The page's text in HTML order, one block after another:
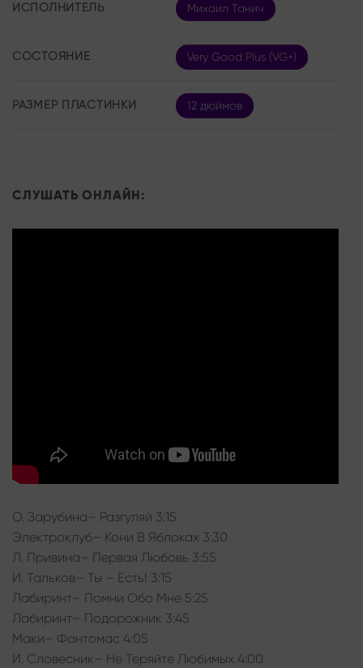
ИСПОЛНИТЕЛЬ Михаил Танич
СОСТОЯНИЕ Very Good Plus (VG+)
РАЗМЕР ПЛАСТИНКИ 12 дюймов
СЛУШАТЬ ОНЛАЙН:
О. Зарубина– Разгуляй 3:15
Электроклуб– Кони В Яблоках 3:30
Л. Привина– Первая Любовь 3:55
И. Тальков– Ты – Есть! 3:15
Лабиринт– Помни Обо Мне 5:25
Лабиринт– Подорожник 3:45
Маки– Фантомас 4:05
И. Словесник– Не Теряйте Любимых 4:00